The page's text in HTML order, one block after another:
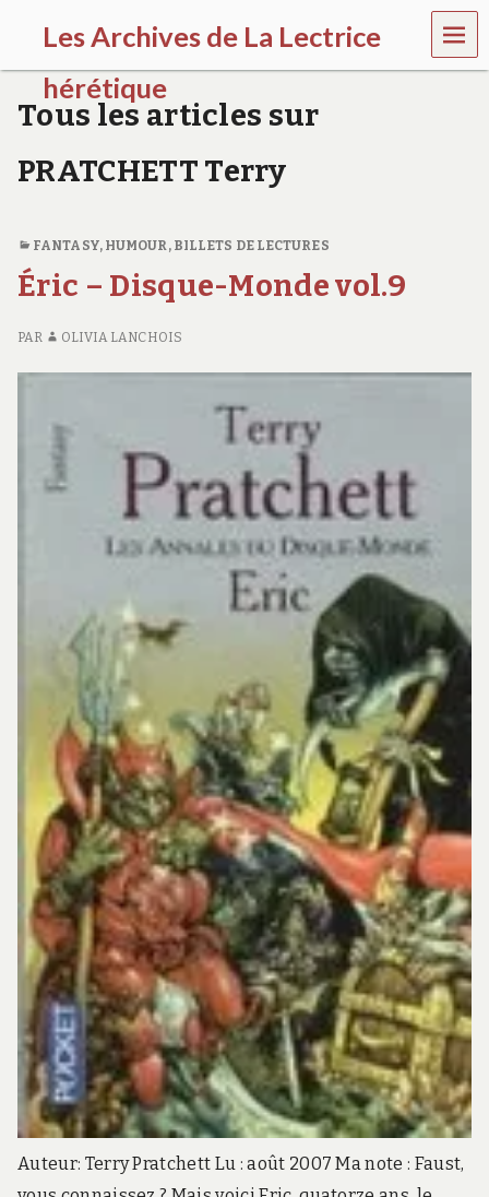
Les Archives de La Lectrice
hérétique
(
0
-
2
0
2
)
MEN
U
Tous les articles sur
PRATCHETT Terry
FANTASY, HUMOUR, BILLETS DE LECTURES
Éric – Disque-Monde vol.9
PAR OLIVIA LANCHOIS
Auteur: Terry Pratchett Lu : août 2007 Ma note : Faust,